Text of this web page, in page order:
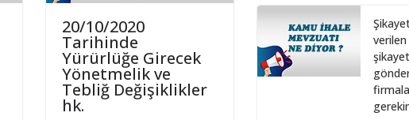
20/10/2020
Tarihinde
Yürürlüğe Girecek
Yönetmelik ve
Tebliğ Değişiklikler
hk.
28